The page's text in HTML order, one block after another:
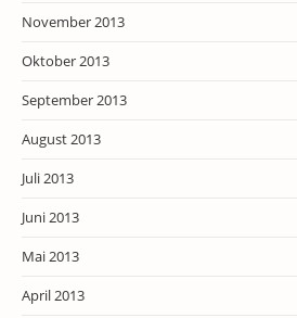
November 2013
Oktober 2013
September 2013
August 2013
Juli 2013
Juni 2013
Mai 2013
April 2013